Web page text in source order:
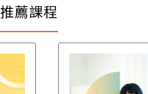
推薦課程